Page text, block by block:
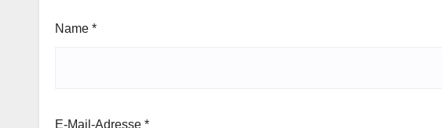
Name *
E-Mail-Adresse *